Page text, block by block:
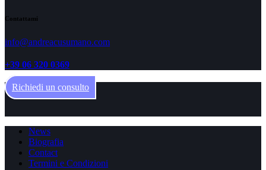
Contattami
info@andreacusumano.com
+39 06 320 0369
Richiedi un consulto
News
Biografia
Contact
Termini e Condizioni